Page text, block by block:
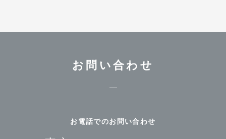
お問い合わせ
お電話でのお問い合わせ